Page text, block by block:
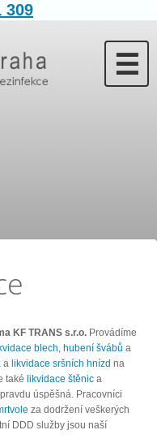
309
☰
KF TRANS s.r.o. Provádíme
blech, hubení švábů a
a likvidace sršních hnízd na
také likvidace štěnic a
úspěšná. Pracovníci
za dodržení veškerých
DDD služby jsou naší